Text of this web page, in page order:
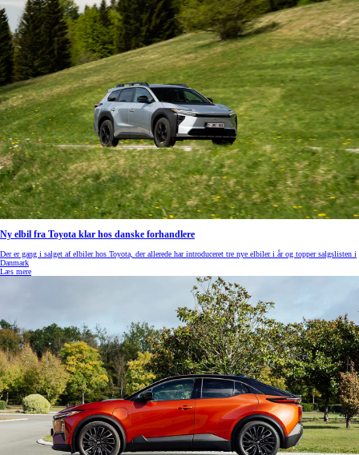
Ny elbil fra Toyota klar hos danske forhandlere
Der er gang i salget af elbiler hos Toyota, der allerede har introduceret tre nye elbiler i år og topper salgslisten i
Danmark
Læs mere